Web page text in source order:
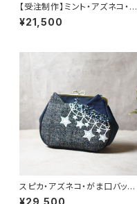
【受注制作】ミント・アズネコ・が
ま口バッグ
¥21,500
スピカ・アズネコ・がま口バッグ
【受注制作】
¥29,500